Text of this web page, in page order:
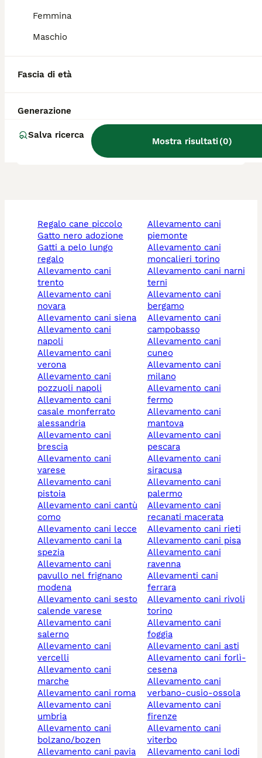
Femmina
Maschio
Fascia di età
Generazione
Salva ricerca
Mostra risultati(0)
Quali sono i difetti del
Border Collie?
Il Rough Collie è adatto a
Che carattere ha il Collie?
regalo cane piccolo
gatto nero adozione
gatti a pelo lungo
regalo
allevamento cani
trento
allevamento cani
novara
allevamento cani siena
allevamento cani
napoli
allevamento cani
verona
allevamento cani
pozzuoli napoli
allevamento cani
casale monferrato
alessandria
allevamento cani
brescia
allevamento cani
varese
allevamento cani
pistoia
allevamento cani cantù
como
allevamento cani lecce
allevamento cani la
spezia
allevamento cani
pavullo nel frignano
modena
allevamento cani sesto
calende varese
allevamento cani
salerno
allevamento cani
vercelli
allevamento cani
marche
allevamento cani roma
allevamento cani
umbria
allevamento cani
bolzano/bozen
allevamento cani pavia
allevamento cani
piemonte
allevamento cani
moncalieri torino
allevamento cani narni
terni
allevamento cani
bergamo
allevamento cani
campobasso
allevamento cani
cuneo
allevamento cani
milano
allevamento cani
fermo
allevamento cani
mantova
allevamento cani
pescara
allevamento cani
siracusa
allevamento cani
palermo
allevamento cani
recanati macerata
allevamento cani rieti
allevamento cani pisa
allevamento cani
ravenna
allevamenti cani
ferrara
allevamento cani rivoli
torino
allevamento cani
foggia
allevamento cani asti
allevamento cani forlì-
cesena
allevamento cani
verbano-cusio-ossola
allevamento cani
firenze
allevamento cani
viterbo
allevamento cani lodi